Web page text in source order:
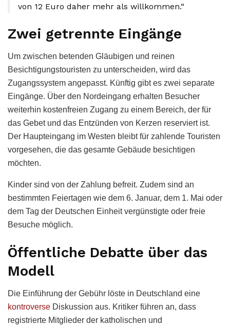
von 12 Euro daher mehr als willkommen.“
Zwei getrennte Eingänge
Um zwischen betenden Gläubigen und reinen
Besichtigungstouristen zu unterscheiden, wird das
Zugangssystem angepasst. Künftig gibt es zwei separate
Eingänge. Über den Nordeingang erhalten Besucher
weiterhin kostenfreien Zugang zu einem Bereich, der für
das Gebet und das Entzünden von Kerzen reserviert ist.
Der Haupteingang im Westen bleibt für zahlende Touristen
vorgesehen, die das gesamte Gebäude besichtigen
möchten.
Kinder sind von der Zahlung befreit. Zudem sind an
bestimmten Feiertagen wie dem 6. Januar, dem 1. Mai oder
dem Tag der Deutschen Einheit vergünstigte oder freie
Besuche möglich.
Öffentliche Debatte über das
Modell
Die Einführung der Gebühr löste in Deutschland eine
kontroverse Diskussion aus. Kritiker führen an, dass
registrierte Mitglieder der katholischen und